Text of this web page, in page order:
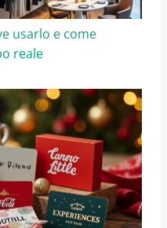
usarlo e come
reale